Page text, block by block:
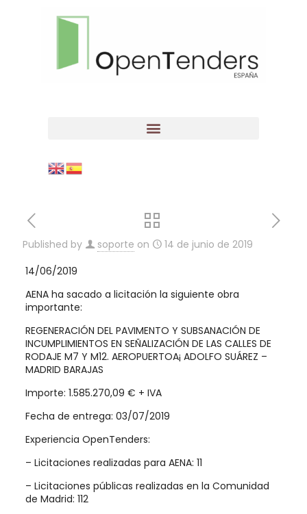
Published by soporte on
14 de junio de 2019
14/06/2019
AENA ha sacado a licitación la siguiente obra
importante:
REGENERACIÓN DEL PAVIMENTO Y SUBSANACIÓN DE
INCUMPLIMIENTOS EN SEÑALIZACIÓN DE LAS CALLES DE
RODAJE M7 Y M12. AEROPUERTOA¡ ADOLFO SUÁREZ –
MADRID BARAJAS
Importe: 1.585.270,09 € + IVA
Fecha de entrega: 03/07/2019
Experiencia OpenTenders:
– Licitaciones realizadas para AENA: 11
– Licitaciones públicas realizadas en la Comunidad
de Madrid: 112